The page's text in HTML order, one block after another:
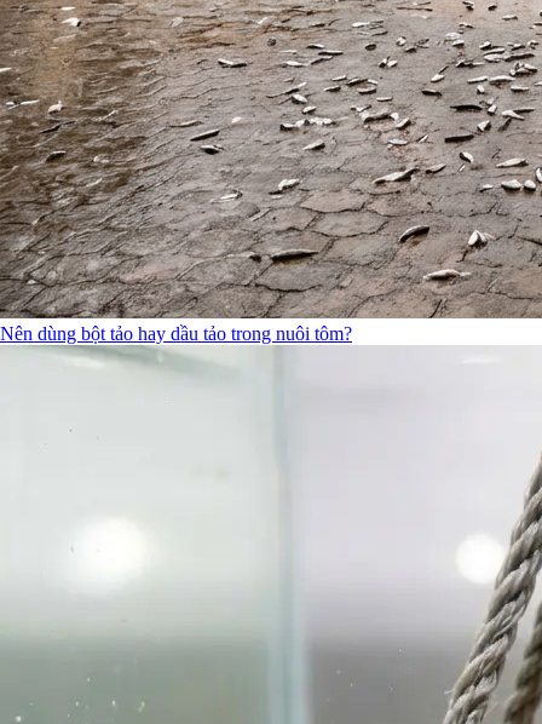
Nên dùng bột tảo hay dầu tảo trong nuôi tôm?